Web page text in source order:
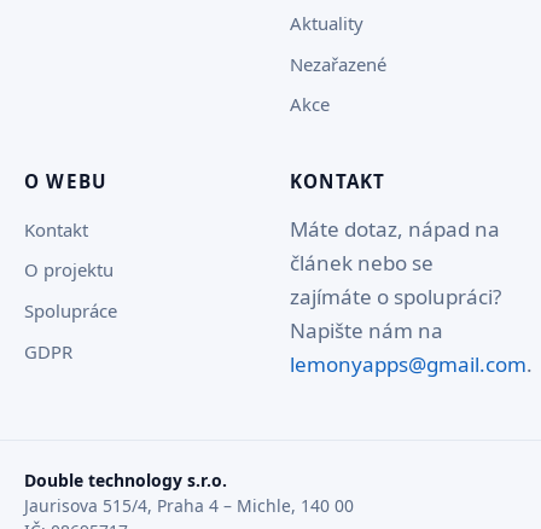
Aktuality
Nezařazené
Akce
O WEBU
Kontakt
O projektu
Spolupráce
GDPR
KONTAKT
Máte dotaz, nápad na
článek nebo se
zajímáte o spolupráci?
Napište nám na
lemonyapps@gmail.com.
Double technology s.r.o.
Jaurisova 515/4, Praha 4 – Michle, 140 00